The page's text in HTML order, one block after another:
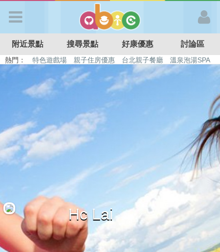
APP登入
首 頁
搜尋景點
好康優惠
最新留言
商家合作
附近景點 搜尋景點 好康優惠 討論區
熱門： 特色遊戲場 親子住房優惠 台北親子餐廳
溫泉泡湯SPA
溜滑梯民宿
觀光工廠 日本親子景點
Hc Lai